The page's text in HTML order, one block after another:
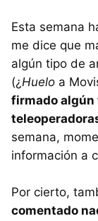
Esta semana
me dice que
algún tipo de
(¿Huelo a
firmado algún
semana,
información a
Por cierto,
comentado